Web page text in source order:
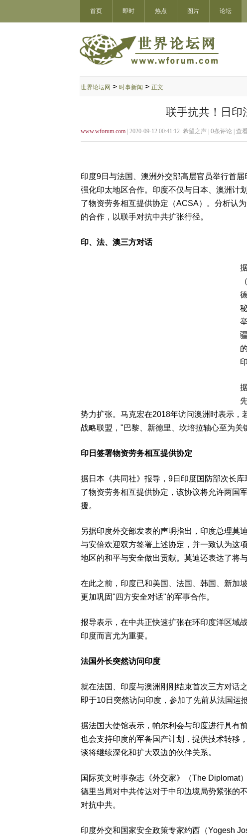
首页 即时 热点 图片 论坛
世界论坛网 > 时事新闻 > 正文
联手抗共！日印
www.wforum.com | 2020-09-12 00:41:12 希望之声 | 0条评论 | 查
印度9日与法国、澳洲外交部高层官员举行首
强化印太地区合作。印度不仅与日本、澳洲计
了物资劳务相互提供协定（ACSA）。分析认
的合作，以联手对抗中共扩张行径。
印、法、澳三方对话
势力扩张。马克宏在2018年访问澳洲时表示，
战略联盟，"巴黎、新德里、坎培拉轴心至为关
印日签署物资劳务相互提供协定
据日本《共同社》报导，9日印度国防部次长
了物资劳务相互提供协定，该协议将允许两国
援。
另据印度外交部发表的声明指出，印度总理莫
与安倍欢迎双方签署上述协定，并一致认为这
地区的和平与安全做出贡献。莫迪还表达了将
在此之前，印度已和美国、法国、韩国、新加
更加巩固"四方安全对话"的军事合作。
报导表示，在中共正快速扩张在环印度洋区域
印度而言尤为重要。
法国外长突然访问印度
就在法国、印度与澳洲刚刚结束首次三方对话
即于10日突然访问印度，参加了先前从法国运
据法国大使馆表示，帕尔利会与印度进行具有
也会支持印度的军备国产计划，提供技术转移
谈将继续深化和扩大双边的伙伴关系。
国际英文时事杂志《外交家》（The Diplomat
德里当局对中共传达对于中印边境局势紧张的
对抗中共。
印度外交和国家安全政策专家约西（Yogesh